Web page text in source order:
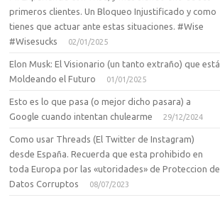
primeros clientes. Un Bloqueo Injustificado y como
tienes que actuar ante estas situaciones. #Wise
#Wisesucks
02/01/2025
Elon Musk: El Visionario (un tanto extraño) que está
Moldeando el Futuro
01/01/2025
Esto es lo que pasa (o mejor dicho pasara) a
Google cuando intentan chulearme
29/12/2024
Como usar Threads (El Twitter de Instagram)
desde España. Recuerda que esta prohibido en
toda Europa por las «utoridades» de Proteccion de
Datos Corruptos
08/07/2023